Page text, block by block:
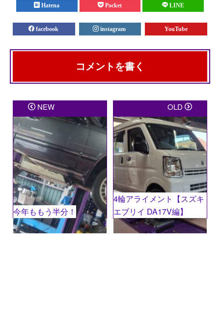
Hatena Pocket LINE
facebook instagram YouTube
コメントを書く
メールアドレスが公開されることはありません。 ※が
付いている欄は必須項目です
コメント
名前※
NEW
今年ももう半分！
OLD
4輪アライメント【スズキ
エブリイ DA17V編】